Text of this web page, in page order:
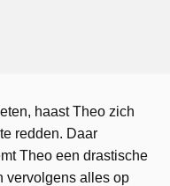
haast Theo zich
redden. Daar
Theo een drastische
vervolgens alles op